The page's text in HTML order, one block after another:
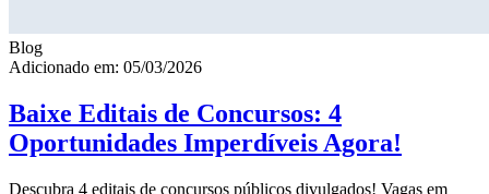
Blog
Adicionado em: 05/03/2026
Baixe Editais de Concursos: 4
Oportunidades Imperdíveis Agora!
Descubra 4 editais de concursos públicos divulgados! Vagas em